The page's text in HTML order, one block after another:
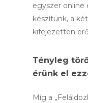
egyszer
készítünk, a
kifejezetten
Tényleg
érünk el
Míg a